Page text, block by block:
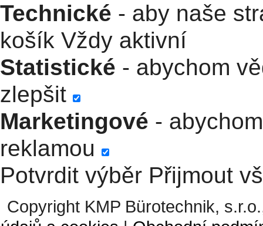
Technické - aby naše
košík Vždy aktivní
Statistické - abychom
zlepšit
Marketingové -
reklamou
Potvrdit výběr Přijmout
Copyright KMP Bürotechnik,